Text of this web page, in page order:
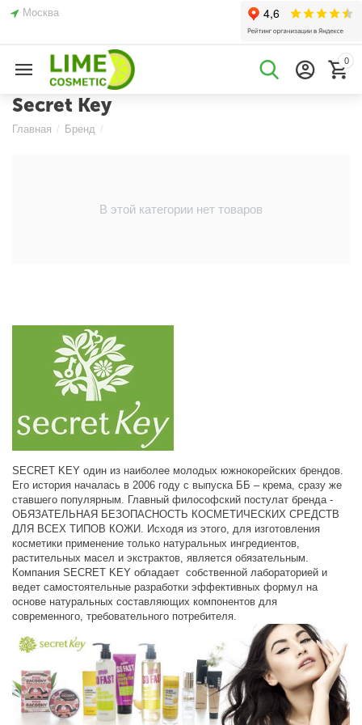
Москва
0
Secret Key
Главная / Бренд /
SECRET KEY один из наиболее молодых южнокорейских брендов.
Его история началась в 2006 году с выпуска ББ – крема, сразу же
ставшего популярным. Главный философский постулат бренда -
ОБЯЗАТЕЛЬНАЯ БЕЗОПАСНОСТЬ КОСМЕТИЧЕСКИХ СРЕДСТВ
ДЛЯ ВСЕХ ТИПОВ КОЖИ. Исходя из этого, для изготовления
косметики применение только натуральных ингредиентов,
растительных масел и экстрактов, является обязательным.
Компания SECRET KEY обладает собственной лабораторией и
ведет самостоятельные разработки эффективных формул на
основе натуральных составляющих компонентов для
современного, требовательного потребителя.
В этой категории нет товаров